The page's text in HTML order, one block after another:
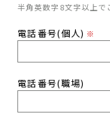
半角英数字8文字以上で
電話番号(個人) ※
電話番号(職場)